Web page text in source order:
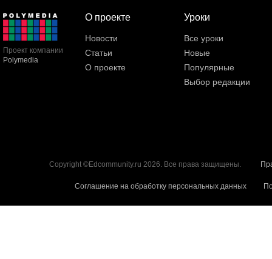
Проект компании
Polymedia
О проекте
Новости
Статьи
О проекте
Уроки
Все уроки
Новые
Популярные
Выбор редакции
Copyright ©Edcommunity.ru 2026. Все права защищены.
Соглашение на обработку персональных данных